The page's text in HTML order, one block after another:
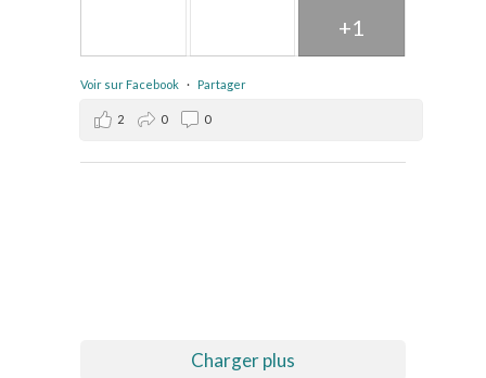
+1
Voir sur Facebook · Partager
2 0 0
Charger plus